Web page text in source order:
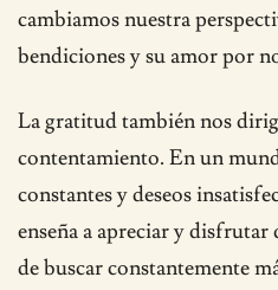
cambiamos nuestra
bendiciones y su amor por
La gratitud también nos
contentamiento. En un
constantes y deseos
enseña a apreciar y
de buscar constantemente